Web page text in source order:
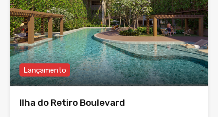
Lançamento
Ilha do Retiro Boulevard